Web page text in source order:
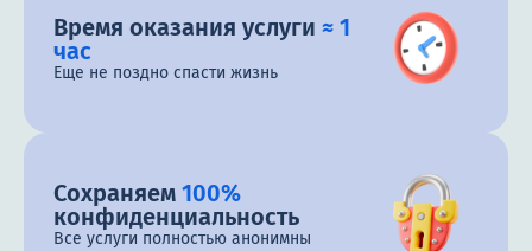
Время оказания услуги ≈ 1
час
Еще не поздно спасти жизнь
Сохраняем 100%
конфиденциальность
Все услуги полностью анонимны